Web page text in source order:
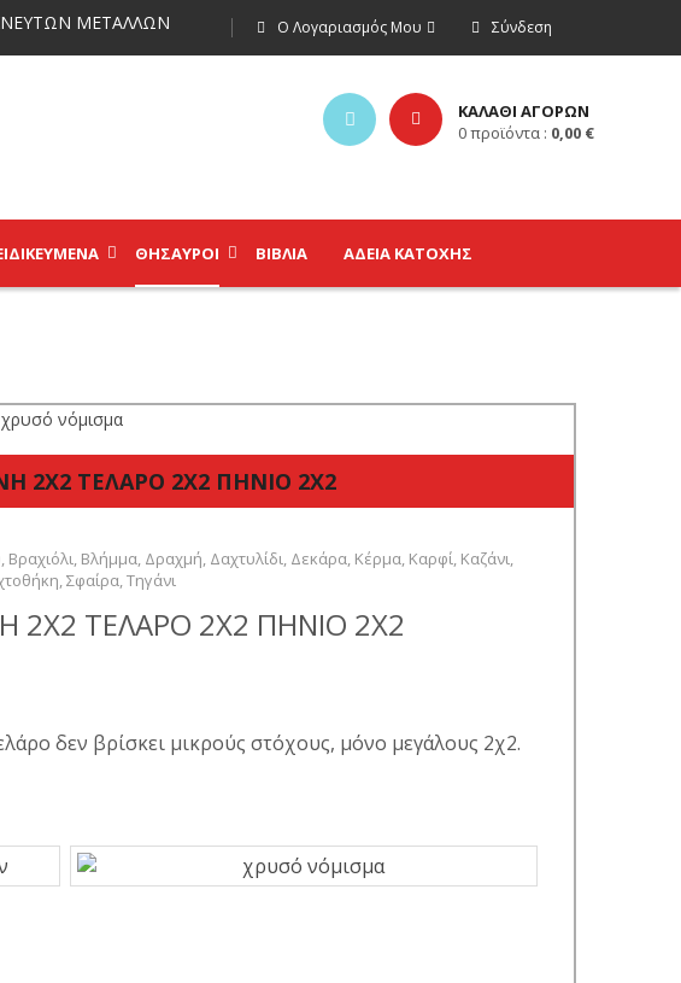
Σύνδεση
Ο Λογαριασμός Μου
ΜΕΤΑΛΛΩΝ
ΚΑΛΑΘΙ ΑΓΟΡΩΝ
0προϊόντα : 0,00 €
ΘΗΣΑΥΡΟΊ ΒΙΒΛΊΑ ΑΔΕΙΑ ΚΑΤΟΧΗΣ
2Χ2 ΤΕΛΑΡΟ 2Χ2 ΠΗΝΙΟ 2Χ2
, Βραχιόλι, Βλήμμα, Δραχμή, Δαχτυλίδι, Δεκάρα, Κέρμα, Καρφί, Καζάνι,
,Σφαίρα,Τηγάνι
2Χ2 ΤΕΛΑΡΟ 2Χ2 ΠΗΝΙΟ 2Χ2
δεν βρίσκει μικρούς στόχους, μόνο μεγάλους 2χ2.